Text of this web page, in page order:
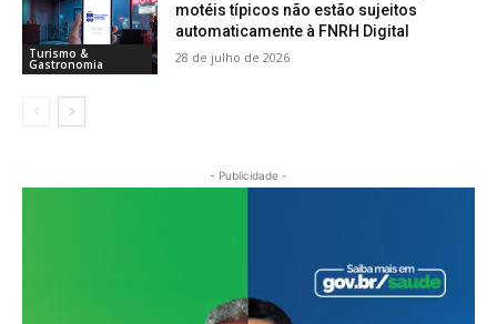
Turismo &
Gastronomia
motéis típicos não estão sujeitos
automaticamente à FNRH Digital
28 de julho de 2026
- Publicidade -